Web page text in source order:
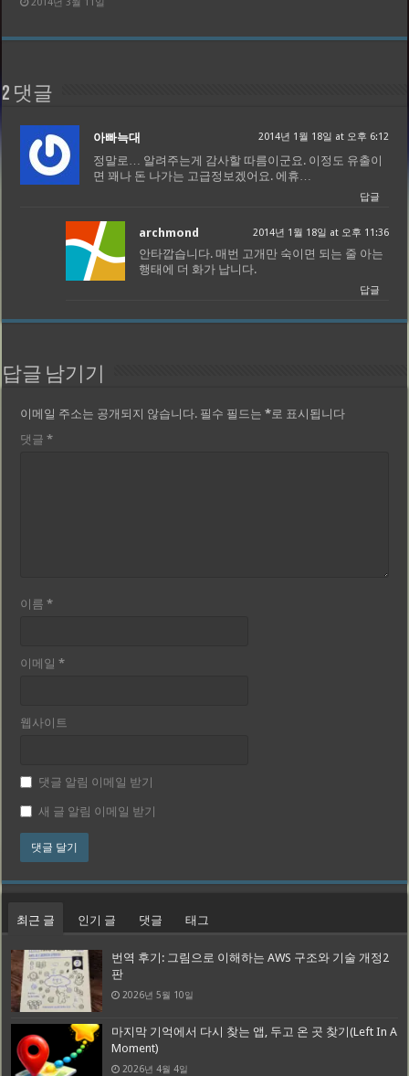
2 댓글
아빠늑대 2014년 1월 18일 at 오후 6:12
정말로… 알려주는게 감사할 따름이군요. 이정도 유출이
면 꽤나 돈 나가는 고급정보겠어요. 에휴…
답글
archmond 2014년 1월 18일 at 오후 11:36
안타깝습니다. 매번 고개만 숙이면 되는 줄 아는
행태에 더 화가 납니다.
답글
답글 남기기
이메일 주소는 공개되지 않습니다. 필수 필드는*로 표시됩니다
댓글*
이름*
이메일*
웹사이트
댓글 알림 이메일 받기
새 글 알림 이메일 받기
최근 글 인기 글 댓글 태그
번역 후기: 그림으로 이해하는 AWS 구조와 기술 개정2
판
2026년 5월 10일
마지막 기억에서 다시 찾는 앱, 두고 온 곳 찾기(Left In A
Moment)
2026년 4월 4일